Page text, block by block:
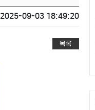
2025-09-03 18:49:20
목록